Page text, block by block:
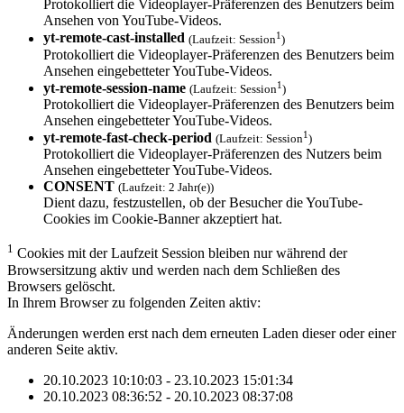
Protokolliert die Videoplayer-Präferenzen des Benutzers beim
Ansehen von YouTube-Videos.
yt-remote-cast-installed (Laufzeit: Session1)
Protokolliert die Videoplayer-Präferenzen des Benutzers beim
Ansehen eingebetteter YouTube-Videos.
yt-remote-session-name (Laufzeit: Session1)
Protokolliert die Videoplayer-Präferenzen des Benutzers beim
Ansehen eingebetteter YouTube-Videos.
yt-remote-fast-check-period (Laufzeit: Session1)
Protokolliert die Videoplayer-Präferenzen des Nutzers beim
Ansehen eingebetteter YouTube-Videos.
CONSENT (Laufzeit: 2 Jahr(e))
Dient dazu, festzustellen, ob der Besucher die YouTube-
Cookies im Cookie-Banner akzeptiert hat.
1 Cookies mit der Laufzeit Session bleiben nur während der
Browsersitzung aktiv und werden nach dem Schließen des
Browsers gelöscht.
In Ihrem Browser zu folgenden Zeiten aktiv:
Änderungen werden erst nach dem erneuten Laden dieser oder einer
anderen Seite aktiv.
20.10.2023 10:10:03 - 23.10.2023 15:01:34
20.10.2023 08:36:52 - 20.10.2023 08:37:08